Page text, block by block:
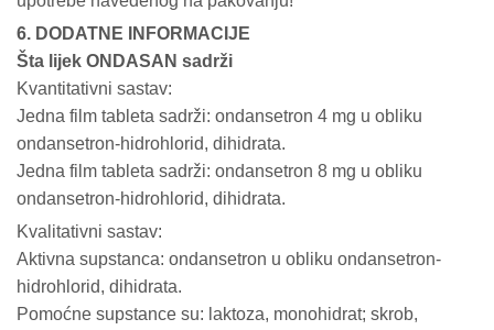
6. DODATNE INFORMACIJE
Šta lijek ONDASAN sadrži
Kvantitativni sastav:
Jedna film tableta sadrži: ondansetron 4 mg u obliku
ondansetron-hidrohlorid, dihidrata.
Jedna film tableta sadrži: ondansetron 8 mg u obliku
ondansetron-hidrohlorid, dihidrata.
Kvalitativni sastav:
Aktivna supstanca: ondansetron u obliku ondansetron-
hidrohlorid, dihidrata.
Pomoćne supstance su: laktoza, monohidrat; skrob,